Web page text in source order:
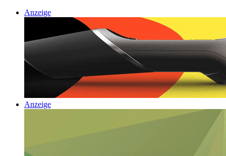
Anzeige
Anzeige